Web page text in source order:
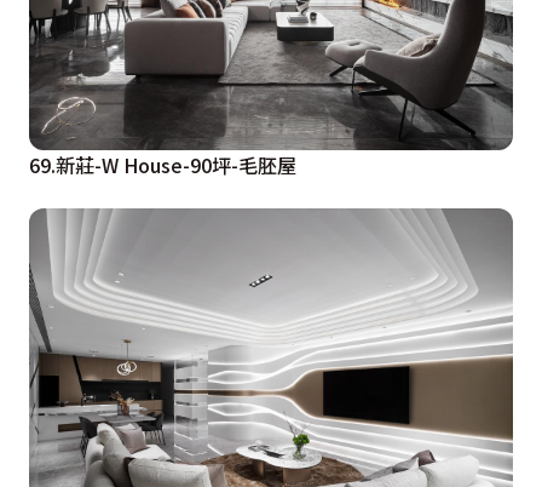
69.新莊-W House-90坪-毛胚屋